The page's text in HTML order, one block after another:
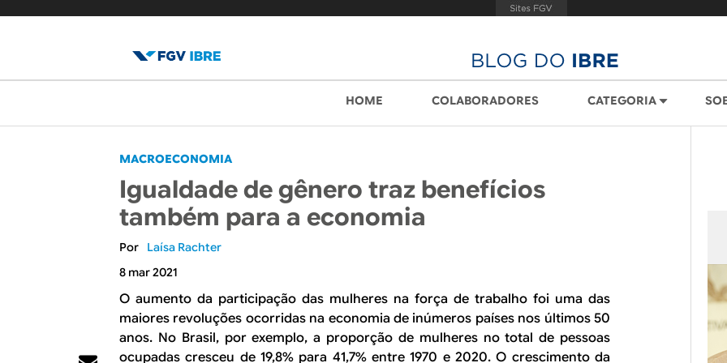
l
o
g
d
o
I
B
u
p
r
i
n
c
i
p
HOME COLABORADORES CATEGORIA
MACROECONOMIA
Igualdade de gênero traz benefícios
também para a economia
Laísa Rachter
8 mar 2021
O aumento da participação das mulheres na força de trabalho foi uma das
maiores revoluções ocorridas na economia de inúmeros países nos últimos 50
anos. No Brasil, por exemplo, a proporção de mulheres no total de pessoas
ocupadas cresceu de 19,8% para 41,7% entre 1970 e 2020. O crescimento da